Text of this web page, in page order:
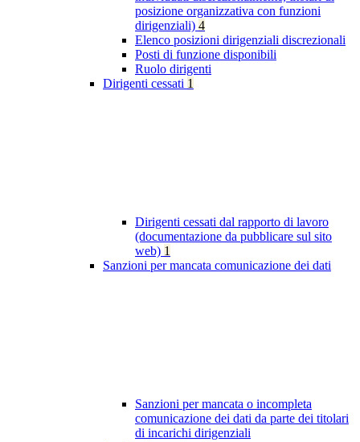
posizione organizzativa con funzioni
dirigenziali) 4
Elenco posizioni dirigenziali discrezionali
Posti di funzione disponibili
Ruolo dirigenti
Dirigenti cessati 1
Dirigenti cessati dal rapporto di lavoro
(documentazione da pubblicare sul sito
web) 1
Sanzioni per mancata comunicazione dei dati
Sanzioni per mancata o incompleta
comunicazione dei dati da parte dei titolari
di incarichi dirigenziali